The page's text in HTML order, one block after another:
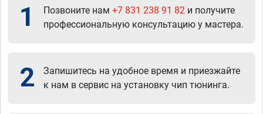
1 Позвоните нам +7 831 238 91 82 и получите
профессиональную консультацию у мастера.
2
Запишитесь на удобное время и приезжайте
к нам в сервис на установку чип тюнинга.